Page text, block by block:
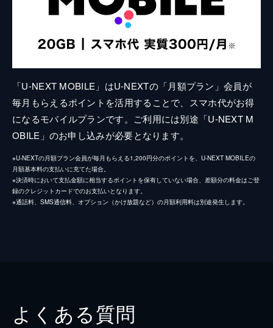
「U-NEXT MOBILE」はU-NEXTの「月額プラン」会員が
毎月もらえるポイントを活用することで、スマホ代がお得
になるモバイルプランです。ご利用には別途「U-NEXT M
OBILE」のお申し込みが必要となります。
※U-NEXTの月額プラン会員が毎月もらえる1,200円分のポイントを、U-NEXT MOBILEの
月額基本料の支払いに充てた場合。
※決済時において支払金額に相当するポイントを保有していない場合、差額分の料金はご登
録のクレジットカードでのお支払いとなります。
※通話料、SMS通信料、オプション（かけ放題など）の月額利用料は別途発生します。
よくある質問